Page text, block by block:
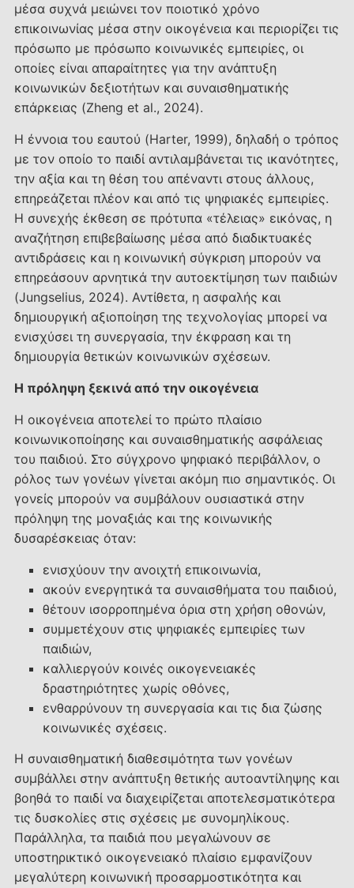
μέσα συχνά μειώνει τον ποιοτικό χρόνο
επικοινωνίας μέσα στην οικογένεια και περιορίζει τις
πρόσωπο με πρόσωπο κοινωνικές εμπειρίες, οι
οποίες είναι απαραίτητες για την ανάπτυξη
κοινωνικών δεξιοτήτων και συναισθηματικής
επάρκειας (Zheng et al., 2024).
Η έννοια του εαυτού (Harter, 1999), δηλαδή ο τρόπος
με τον οποίο το παιδί αντιλαμβάνεται τις ικανότητες,
την αξία και τη θέση του απέναντι στους άλλους,
επηρεάζεται πλέον και από τις ψηφιακές εμπειρίες.
Η συνεχής έκθεση σε πρότυπα «τέλειας» εικόνας, η
αναζήτηση επιβεβαίωσης μέσα από διαδικτυακές
αντιδράσεις και η κοινωνική σύγκριση μπορούν να
επηρεάσουν αρνητικά την αυτοεκτίμηση των παιδιών
(Jungselius, 2024). Αντίθετα, η ασφαλής και
δημιουργική αξιοποίηση της τεχνολογίας μπορεί να
ενισχύσει τη συνεργασία, την έκφραση και τη
δημιουργία θετικών κοινωνικών σχέσεων.
Η πρόληψη ξεκινά από την οικογένεια
Η οικογένεια αποτελεί το πρώτο πλαίσιο
κοινωνικοποίησης και συναισθηματικής ασφάλειας
του παιδιού. Στο σύγχρονο ψηφιακό περιβάλλον, ο
ρόλος των γονέων γίνεται ακόμη πιο σημαντικός. Οι
γονείς μπορούν να συμβάλουν ουσιαστικά στην
πρόληψη της μοναξιάς και της κοινωνικής
δυσαρέσκειας όταν:
ενισχύουν την ανοιχτή επικοινωνία,
ακούν ενεργητικά τα συναισθήματα του παιδιού,
θέτουν ισορροπημένα όρια στη χρήση οθονών,
συμμετέχουν στις ψηφιακές εμπειρίες των
παιδιών,
καλλιεργούν κοινές οικογενειακές
δραστηριότητες χωρίς οθόνες,
ενθαρρύνουν τη συνεργασία και τις δια ζώσης
κοινωνικές σχέσεις.
Η συναισθηματική διαθεσιμότητα των γονέων
συμβάλλει στην ανάπτυξη θετικής αυτοαντίληψης και
βοηθά το παιδί να διαχειρίζεται αποτελεσματικότερα
τις δυσκολίες στις σχέσεις με συνομηλίκους.
Παράλληλα, τα παιδιά που μεγαλώνουν σε
υποστηρικτικό οικογενειακό πλαίσιο εμφανίζουν
μεγαλύτερη κοινωνική προσαρμοστικότητα και